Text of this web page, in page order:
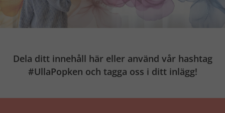
Dela ditt innehåll här eller använd vår hashtag
#UllaPopken och tagga oss i ditt inlägg!